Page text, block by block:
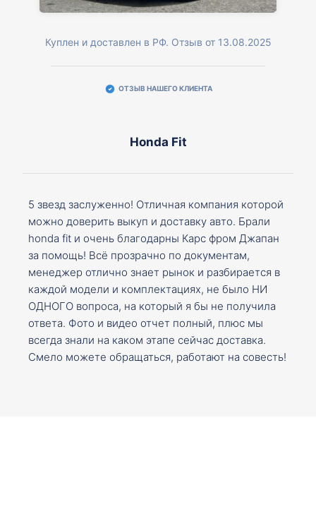
Куплен и доставлен в РФ. Отзыв от 13.08.2025
ОТЗЫВ НАШЕГО КЛИЕНТА
Honda Fit
5 звезд заслуженно! Отличная компания которой
можно доверить выкуп и доставку авто. Брали
honda fit и очень благодарны Карс фром Джапан
за помощь! Всё прозрачно по документам,
менеджер отлично знает рынок и разбирается в
каждой модели и комплектациях, не было НИ
ОДНОГО вопроса, на который я бы не получила
ответа. Фото и видео отчет полный, плюс мы
всегда знали на каком этапе сейчас доставка.
Смело можете обращаться, работают на совесть!